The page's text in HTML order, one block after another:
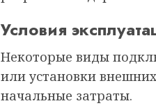
Условия
Некоторые виды
или установки
начальные затраты.